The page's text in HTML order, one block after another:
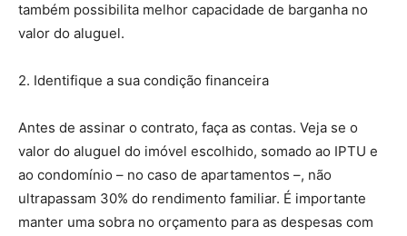
também possibilita melhor capacidade de barganha no
valor do aluguel.
2. Identifique a sua condição financeira
Antes de assinar o contrato, faça as contas. Veja se o
valor do aluguel do imóvel escolhido, somado ao IPTU e
ao condomínio – no caso de apartamentos –, não
ultrapassam 30% do rendimento familiar. É importante
manter uma sobra no orçamento para as despesas com